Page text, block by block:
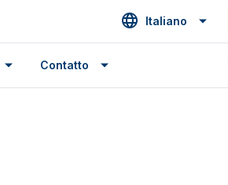
Italiano
Contatto